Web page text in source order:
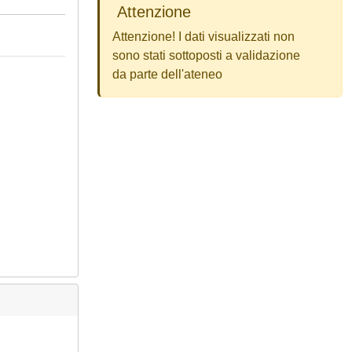
Attenzione
Attenzione! I dati visualizzati non
sono stati sottoposti a validazione
da parte dell'ateneo